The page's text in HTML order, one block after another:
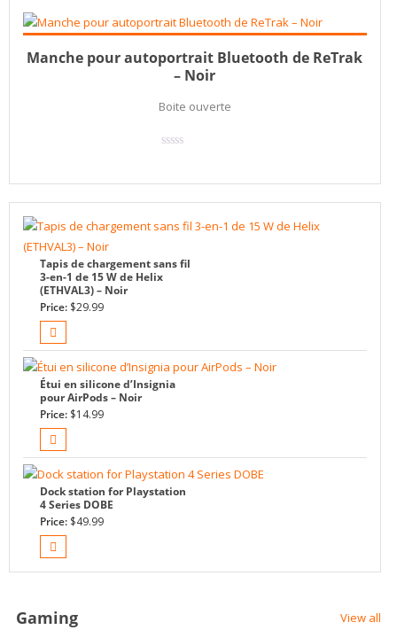
Add to cart $14.99
Manche pour autoportrait Bluetooth de ReTrak
– Noir
Boite ouverte
Tapis de chargement sans fil
3-en-1 de 15 W de Helix
(ETHVAL3) – Noir
Price: $29.99
Étui en silicone d’Insignia
pour AirPods – Noir
Price: $14.99
Dock station for Playstation
4 Series DOBE
Price: $49.99
Gaming View all